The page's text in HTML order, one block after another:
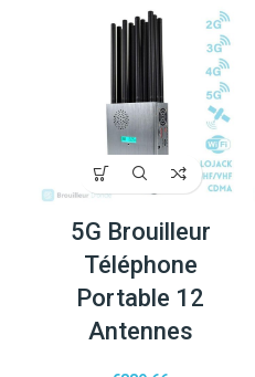
5G Brouilleur
Téléphone
Portable 12
Antennes